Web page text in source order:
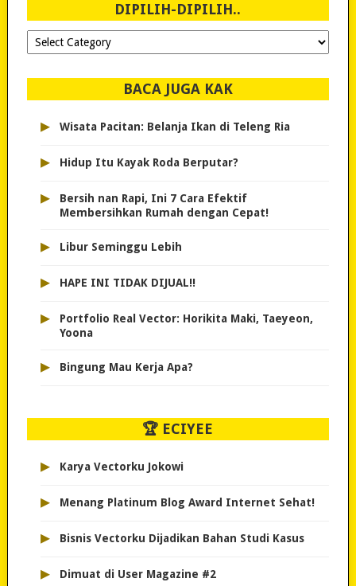
DIPILIH-DIPILIH..
Dipilih-
dipilih..
BACA JUGA KAK
▸ Wisata Pacitan: Belanja Ikan di Teleng Ria
▸ Hidup Itu Kayak Roda Berputar?
▸
Bersih nan Rapi, Ini 7 Cara Efektif
Membersihkan Rumah dengan Cepat!
▸ Libur Seminggu Lebih
▸ HAPE INI TIDAK DIJUAL!!
▸
Portfolio Real Vector: Horikita Maki, Taeyeon,
Yoona
▸ Bingung Mau Kerja Apa?
🏆 ECIYEE
▸ Karya Vectorku Jokowi
▸ Menang Platinum Blog Award Internet Sehat!
▸ Bisnis Vectorku Dijadikan Bahan Studi Kasus
▸ Dimuat di User Magazine #2